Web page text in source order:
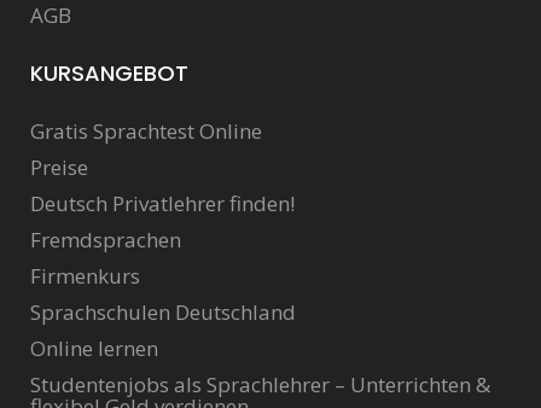
AGB
KURSANGEBOT
Gratis Sprachtest Online
Preise
Deutsch Privatlehrer finden!
Fremdsprachen
Firmenkurs
Sprachschulen Deutschland
Online lernen
Studentenjobs als Sprachlehrer – Unterrichten &